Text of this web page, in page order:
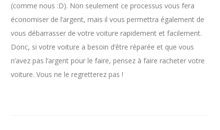
(comme nous :D). Non seulement ce processus vous fera
économiser de l’argent, mais il vous permettra également de
vous débarrasser de votre voiture rapidement et facilement.
Donc, si votre voiture a besoin d’être réparée et que vous
n’avez pas l’argent pour le faire, pensez à faire racheter votre
voiture. Vous ne le regretterez pas !